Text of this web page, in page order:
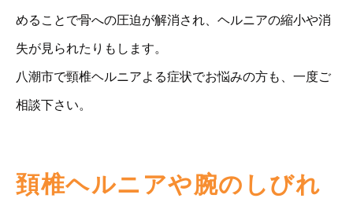
めることで骨への圧迫が解消され、ヘルニアの縮小や消
失が見られたりもします。
八潮市で頸椎ヘルニアよる症状でお悩みの方も、一度ご
相談下さい。
頚椎ヘルニアや腕のしびれ